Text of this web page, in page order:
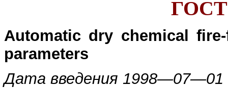
ГОСТ
Automatic dry chemical
parameters
Дата введения 1998—07—01